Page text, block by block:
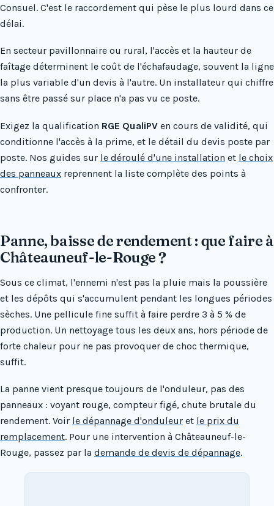
Consuel. C'est le raccordement qui pèse le plus lourd dans ce
délai.
En secteur pavillonnaire ou rural, l'accès et la hauteur de
faîtage déterminent le coût de l'échafaudage, souvent la ligne
la plus variable d'un devis à l'autre. Un installateur qui chiffre
sans être passé sur place n'a pas vu ce poste.
Exigez la qualification RGE QualiPV en cours de validité, qui
conditionne l'accès à la prime, et le détail du devis poste par
poste. Nos guides sur le déroulé d'une installation et le choix
des panneaux reprennent la liste complète des points à
confronter.
Panne, baisse de rendement : que faire à
Châteauneuf-le-Rouge ?
Sous ce climat, l'ennemi n'est pas la pluie mais la poussière
et les dépôts qui s'accumulent pendant les longues périodes
sèches. Une pellicule fine suffit à faire perdre 3 à 5 % de
production. Un nettoyage tous les deux ans, hors période de
forte chaleur pour ne pas provoquer de choc thermique,
suffit.
La panne vient presque toujours de l'onduleur, pas des
panneaux : voyant rouge, compteur figé, chute brutale du
rendement. Voir le dépannage d'onduleur et le prix du
remplacement. Pour une intervention à Châteauneuf-le-
Rouge, passez par la demande de devis de dépannage.